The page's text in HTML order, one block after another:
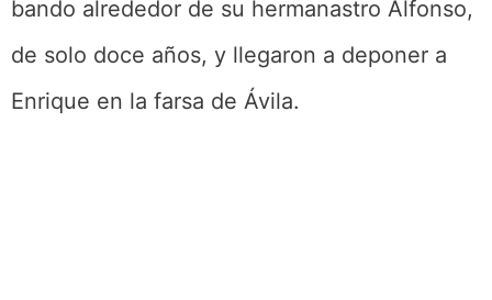
bando alrededor de su hermanastro Alfonso,
de solo doce años, y llegaron a deponer a
Enrique en la farsa de Ávila.